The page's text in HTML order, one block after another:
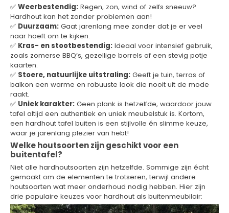
✅ Weerbestendig: Regen, zon, wind of zelfs sneeuw?
Hardhout kan het zonder problemen aan!
✅ Duurzaam: Gaat jarenlang mee zonder dat je er veel
naar hoeft om te kijken.
✅ Kras- en stootbestendig: Ideaal voor intensief gebruik,
zoals zomerse BBQ’s, gezellige borrels of een stevig potje
kaarten.
✅ Stoere, natuurlijke uitstraling: Geeft je tuin, terras of
balkon een warme en robuuste look die nooit uit de mode
raakt.
✅ Uniek karakter: Geen plank is hetzelfde, waardoor jouw
tafel altijd een authentiek en uniek meubelstuk is. Kortom,
een hardhout tafel buiten is een stijlvolle én slimme keuze,
waar je jarenlang plezier van hebt!
Welke houtsoorten zijn geschikt voor een
buitentafel?
Niet alle hardhoutsoorten zijn hetzelfde. Sommige zijn écht
gemaakt om de elementen te trotseren, terwijl andere
houtsoorten wat meer onderhoud nodig hebben. Hier zijn
drie populaire keuzes voor hardhout als buitenmeubilair: